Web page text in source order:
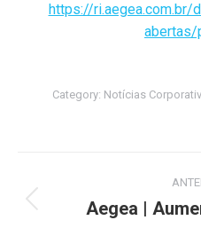
https://ri.aegea.com.br/
abertas/
Category: Notícias
de
Aegea |